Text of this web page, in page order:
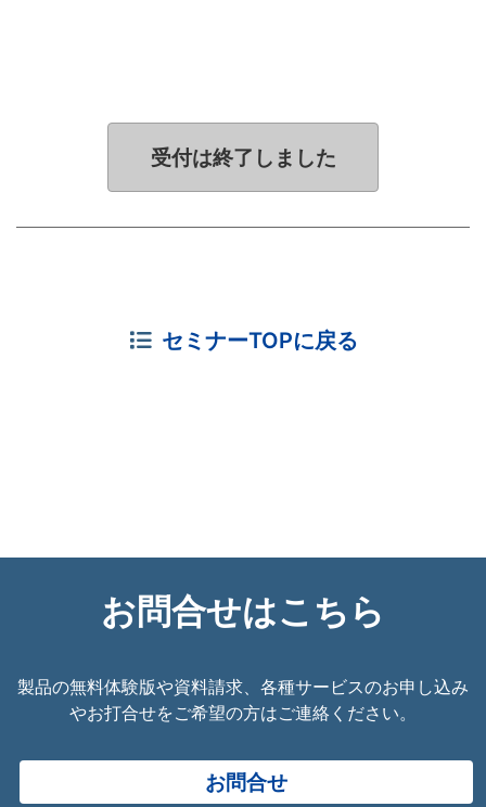
受付は終了しました
セミナーTOPに戻る
お問合せはこちら
製品の無料体験版や資料請求、各種サービスのお申し込み
やお打合せをご希望の方はご連絡ください。
お問合せ